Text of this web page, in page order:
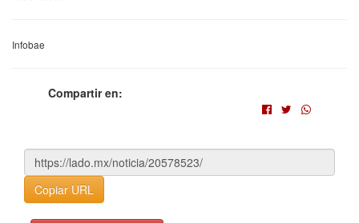
Infobae
Compartir en:
Copiar URL